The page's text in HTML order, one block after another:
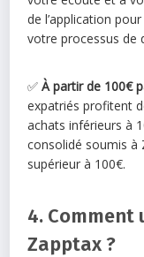
de l’application
votre processus de
✅À partir de 100€
expatriés profitent
achats inférieurs à
consolidé soumis à
supérieur à 100€.
4. Comment
Zapptax ?